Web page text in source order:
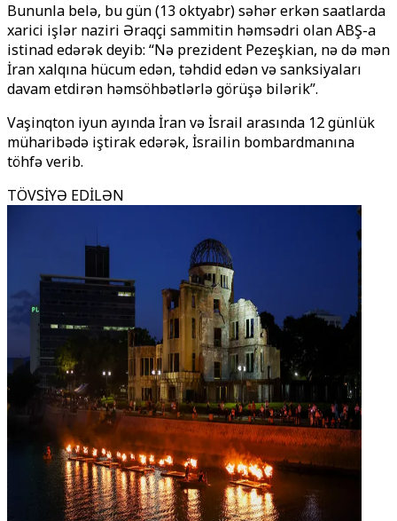
Bununla belə, bu gün (13 oktyabr) səhər erkən saatlarda
xarici işlər naziri Əraqçi sammitin həmsədri olan ABŞ-a
istinad edərək deyib: “Nə prezident Pezeşkian, nə də mən
İran xalqına hücum edən, təhdid edən və sanksiyaları
davam etdirən həmsöhbətlərlə görüşə bilərik”.
Vaşinqton iyun ayında İran və İsrail arasında 12 günlük
müharibədə iştirak edərək, İsrailin bombardmanına
töhfə verib.
TÖVSİYƏ EDİLƏN